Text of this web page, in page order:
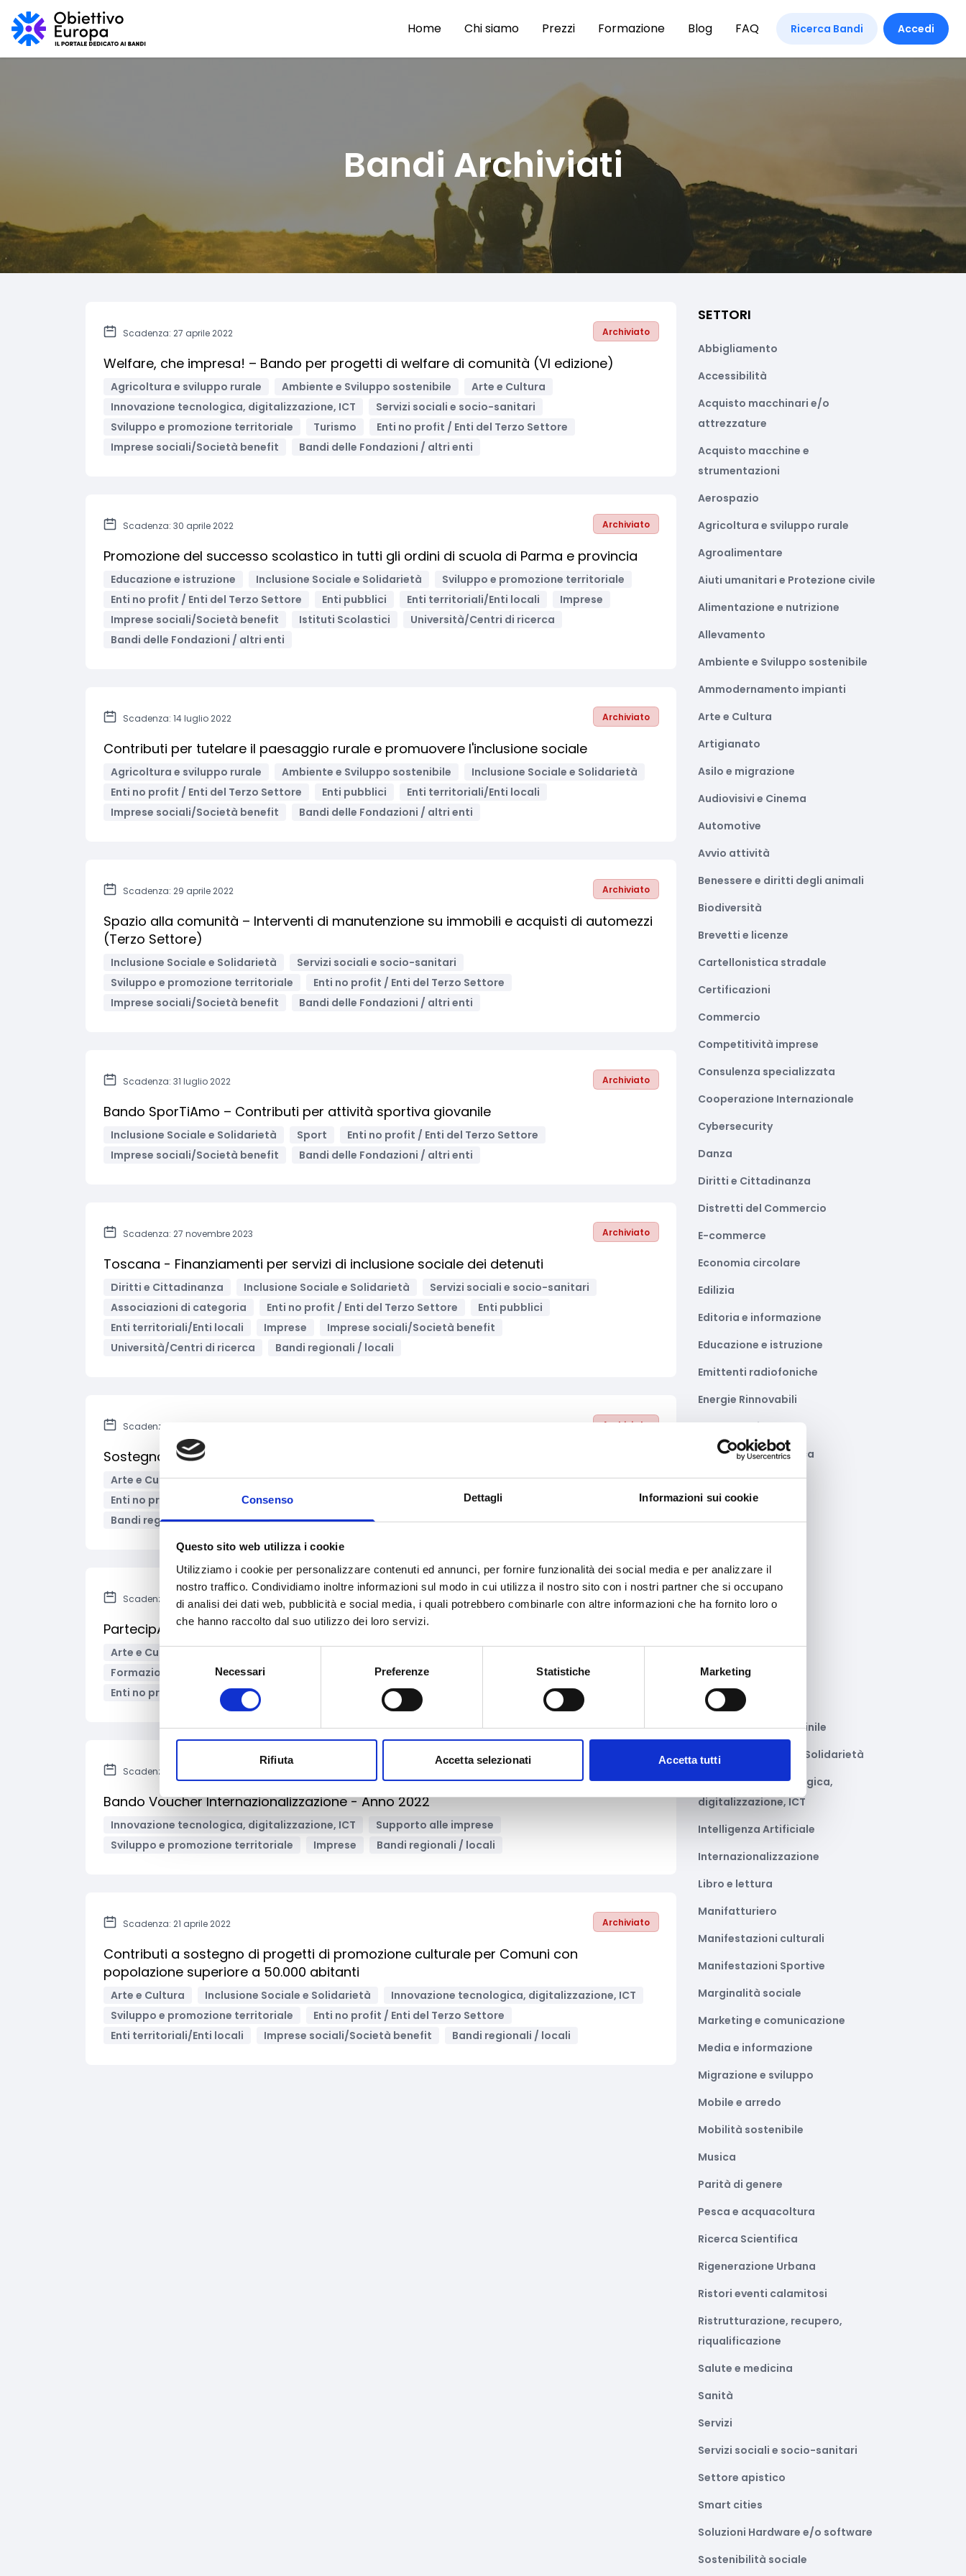
Consenso Dettagli Informazioni sui cookie
Questo sito web utilizza i cookie
Utilizziamo i cookie per personalizzare contenuti ed annunci, per fornire funzionalità dei social media e per analizzare il
nostro traffico. Condividiamo inoltre informazioni sul modo in cui utilizza il nostro sito con i nostri partner che si occupano
di analisi dei dati web, pubblicità e social media, i quali potrebbero combinarle con altre informazioni che ha fornito loro o
che hanno raccolto dal suo utilizzo dei loro servizi.
del
consenso
Necessari Preferenze Statistiche Marketing
Rifiuta Accetta selezionati Accetta tutti
Home Chi siamo Prezzi Formazione Blog FAQ Ricerca Bandi Accedi
Bandi Archiviati
Scadenza: 27 aprile 2022 Archiviato
Welfare, che impresa! – Bando per progetti di welfare di comunità (VI edizione)
Agricoltura e sviluppo rurale Ambiente e Sviluppo sostenibile
Arte e Cultura
Innovazione tecnologica, digitalizzazione, ICT
Servizi sociali e socio-sanitari
Sviluppo e promozione territoriale
Turismo
Enti no profit / Enti del Terzo Settore
Imprese sociali/Società benefit
Bandi delle Fondazioni / altri enti
Scadenza: 30 aprile 2022 Archiviato
Promozione del successo scolastico in tutti gli ordini di scuola di Parma e provincia
Educazione e istruzione Inclusione Sociale e Solidarietà
Sviluppo e promozione territoriale
Enti no profit / Enti del Terzo Settore
Enti pubblici Enti territoriali/Enti locali
Imprese
Imprese sociali/Società benefit
Istituti Scolastici
Università/Centri di ricerca
Bandi delle Fondazioni / altri enti
Scadenza: 14 luglio 2022 Archiviato
Contributi per tutelare il paesaggio rurale e promuovere l'inclusione sociale
Agricoltura e sviluppo rurale Ambiente e Sviluppo sostenibile
Inclusione Sociale e Solidarietà
Enti no profit / Enti del Terzo Settore
Enti pubblici
Enti territoriali/Enti locali
Imprese sociali/Società benefit
Bandi delle Fondazioni / altri enti
Scadenza: 29 aprile 2022 Archiviato
Spazio alla comunità – Interventi di manutenzione su immobili e acquisti di automezzi
(Terzo Settore)
Inclusione Sociale e Solidarietà
Servizi sociali e socio-sanitari
Sviluppo e promozione territoriale
Enti no profit / Enti del Terzo Settore
Imprese sociali/Società benefit
Bandi delle Fondazioni / altri enti
Scadenza: 31 luglio 2022 Archiviato
Bando SporTiAmo – Contributi per attività sportiva giovanile
Inclusione Sociale e Solidarietà Sport
Enti no profit / Enti del Terzo Settore
Imprese sociali/Società benefit
Bandi delle Fondazioni / altri enti
Scadenza: 27 novembre 2023 Archiviato
Toscana - Finanziamenti per servizi di inclusione sociale dei detenuti
Diritti e Cittadinanza Inclusione Sociale e Solidarietà
Servizi sociali e socio-sanitari
Associazioni di categoria
Enti no profit / Enti del Terzo Settore
Enti pubblici
Enti territoriali/Enti locali
Imprese
Imprese sociali/Società benefit
Università/Centri di ricerca
Bandi regionali / locali
Scadenza: 21 giugno 2022 Archiviato
Sostegno agli investimenti di teatri, sale cinematografiche e librerie
Arte e Cultura Audiovisivi e Cinema
Supporto alle imprese
Enti no profit / Enti del Terzo Settore
Imprese sociali/Società benefit
Bandi regionali / locali
Scadenza: 31 marzo 2022 Archiviato
PartecipAzione 2022 – Azioni per la protezione e la partecipazione dei rifugiati
Arte e Cultura
Formazione e lavoro
Giustizia e sicurezza Inclusione Sociale e Solidarietà
Sport
Enti no profit / Enti del Terzo Settore
Imprese sociali/Società benefit Bandi nazionali / PNRR
Scadenza: 14 aprile 2022
Bando Voucher Internazionalizzazione - Anno 2022
Innovazione tecnologica, digitalizzazione, ICT
Supporto alle imprese
Sviluppo e promozione territoriale
Imprese Bandi regionali / locali
Scadenza: 21 aprile 2022 Archiviato
Contributi a sostegno di progetti di promozione culturale per Comuni con
popolazione superiore a 50.000 abitanti
Arte e Cultura Inclusione Sociale e Solidarietà
Innovazione tecnologica, digitalizzazione, ICT
Sviluppo e promozione territoriale
Enti no profit / Enti del Terzo Settore
Enti territoriali/Enti locali
Imprese sociali/Società benefit Bandi regionali / locali
SETTORI
Abbigliamento
Accessibilità
Acquisto macchinari e/o
attrezzature
Acquisto macchine e
strumentazioni
Aerospazio
Agricoltura e sviluppo rurale
Agroalimentare
Aiuti umanitari e Protezione civile
Alimentazione e nutrizione
Allevamento
Ambiente e Sviluppo sostenibile
Ammodernamento impianti
Arte e Cultura
Artigianato
Asilo e migrazione
Audiovisivi e Cinema
Automotive
Avvio attività
Benessere e diritti degli animali
Biodiversità
Brevetti e licenze
Cartellonistica stradale
Certificazioni
Commercio
Competitività imprese
Consulenza specializzata
Cooperazione Internazionale
Cybersecurity
Danza
Diritti e Cittadinanza
Distretti del Commercio
E-commerce
Economia circolare
Edilizia
Editoria e informazione
Educazione e istruzione
Emittenti radiofoniche
Energie Rinnovabili
Farmaceutico
Farmacia e/o chimica
Fashion
Formazione e lavoro
Fotovoltaico
Giustizia e sicurezza
Green economy
Impianti sportivi
Imprenditoria femminile
Inclusione Sociale e Solidarietà
Innovazione tecnologica,
digitalizzazione, ICT
Intelligenza Artificiale
Internazionalizzazione
Libro e lettura
Manifatturiero
Manifestazioni culturali
Manifestazioni Sportive
Marginalità sociale
Marketing e comunicazione
Media e informazione
Migrazione e sviluppo
Mobile e arredo
Mobilità sostenibile
Musica
Parità di genere
Pesca e acquacoltura
Ricerca Scientifica
Rigenerazione Urbana
Ristori eventi calamitosi
Ristrutturazione, recupero,
riqualificazione
Salute e medicina
Sanità
Servizi
Servizi sociali e socio-sanitari
Settore apistico
Smart cities
Soluzioni Hardware e/o software
Sostenibilità sociale